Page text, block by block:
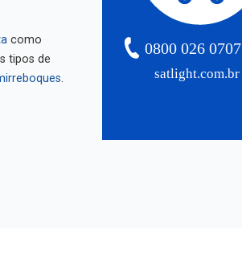
como
tipos de
. satlight.com.br
0800 026 0707